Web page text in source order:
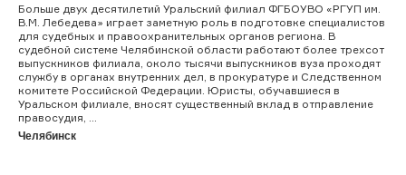
Больше двух десятилетий Уральский филиал ФГБОУВО «РГУП им.
В.М. Лебедева» играет заметную роль в подготовке специалистов
для судебных и правоохранительных органов региона. В
судебной системе Челябинской области работают более трехсот
выпускников филиала, около тысячи выпускников вуза проходят
службу в органах внутренних дел, в прокуратуре и Следственном
комитете Российской Федерации. Юристы, обучавшиеся в
Уральском филиале, вносят существенный вклад в отправление
правосудия, ...
Челябинск